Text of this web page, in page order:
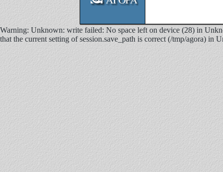
Warning: Unknown: write failed: No space left on device (28) in
that the current setting of session.save_path is correct (/tmp/agora) in